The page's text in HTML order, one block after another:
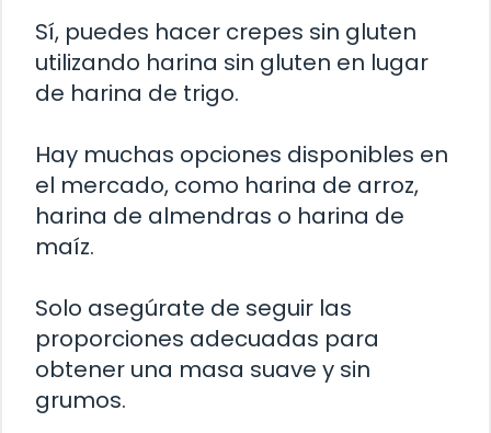
Sí, puedes hacer crepes sin gluten
utilizando harina sin gluten en lugar
de harina de trigo.
Hay muchas opciones disponibles en
el mercado, como harina de arroz,
harina de almendras o harina de
maíz.
Solo asegúrate de seguir las
proporciones adecuadas para
obtener una masa suave y sin
grumos.